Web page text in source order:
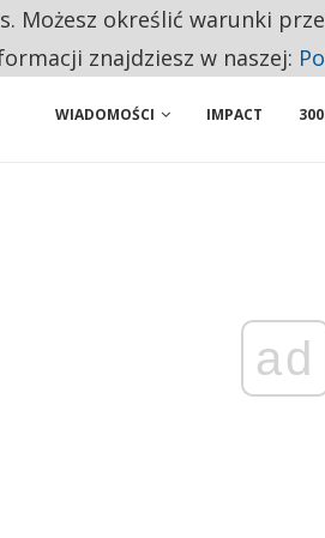
PRZEMYSŁ. NA LIŚCIE SĄ DWA PODMIOTY
WIADOMOŚCI IMPACT
ad
Możesz określić warunki
znajdziesz w naszej: